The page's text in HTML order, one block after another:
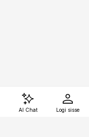
AI Chat Logi sisse